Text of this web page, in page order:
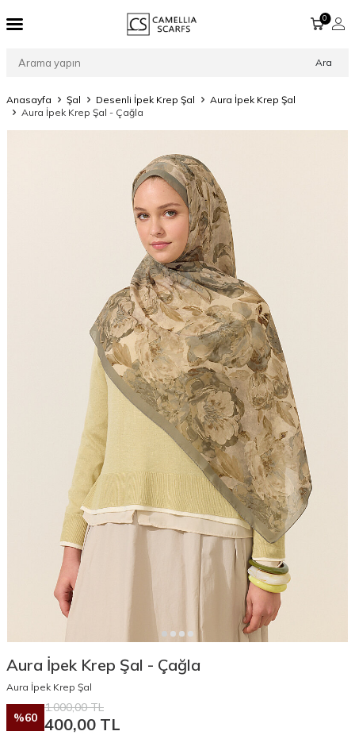
Ara
0
Anasayfa Şal Desenli İpek Krep Şal
Aura İpek Krep Şal
Aura İpek Krep Şal - Çağla
Aura İpek Krep Şal - Çağla
Aura İpek Krep Şal
%60
1.000,00TL
400,00 TL